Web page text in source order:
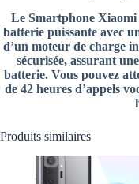
Le Smartphone
batterie puissante avec
d’un moteur de charge
sécurisée, assurant
batterie. Vous pouvez
de 42 heures d’appels
Produits similaires